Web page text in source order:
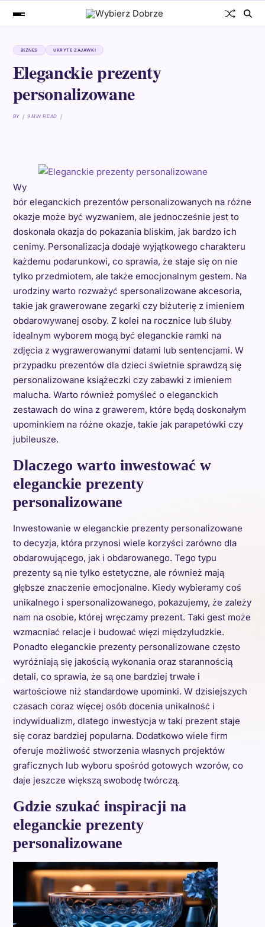
BIZNES UKRYTE ZAJAWKI
Eleganckie prezenty
personalizowane
BY 9 MIN READ
Wy
bór eleganckich prezentów personalizowanych na różne
okazje może być wyzwaniem, ale jednocześnie jest to
doskonała okazja do pokazania bliskim, jak bardzo ich
cenimy. Personalizacja dodaje wyjątkowego charakteru
każdemu podarunkowi, co sprawia, że staje się on nie
tylko przedmiotem, ale także emocjonalnym gestem. Na
urodziny warto rozważyć spersonalizowane akcesoria,
takie jak grawerowane zegarki czy biżuterię z imieniem
obdarowywanej osoby. Z kolei na rocznice lub śluby
idealnym wyborem mogą być eleganckie ramki na
zdjęcia z wygrawerowanymi datami lub sentencjami. W
przypadku prezentów dla dzieci świetnie sprawdzą się
personalizowane książeczki czy zabawki z imieniem
malucha. Warto również pomyśleć o eleganckich
zestawach do wina z grawerem, które będą doskonałym
upominkiem na różne okazje, takie jak parapetówki czy
jubileusze.
Dlaczego warto inwestować w
eleganckie prezenty
personalizowane
Inwestowanie w eleganckie prezenty personalizowane
to decyzja, która przynosi wiele korzyści zarówno dla
obdarowującego, jak i obdarowanego. Tego typu
prezenty są nie tylko estetyczne, ale również mają
głębsze znaczenie emocjonalne. Kiedy wybieramy coś
unikalnego i spersonalizowanego, pokazujemy, że zależy
nam na osobie, której wręczamy prezent. Taki gest może
wzmacniać relacje i budować więzi międzyludzkie.
Ponadto eleganckie prezenty personalizowane często
wyróżniają się jakością wykonania oraz starannością
detali, co sprawia, że są one bardziej trwałe i
wartościowe niż standardowe upominki. W dzisiejszych
czasach coraz więcej osób docenia unikalność i
indywidualizm, dlatego inwestycja w taki prezent staje
się coraz bardziej popularna. Dodatkowo wiele firm
oferuje możliwość stworzenia własnych projektów
graficznych lub wyboru spośród gotowych wzorów, co
daje jeszcze większą swobodę twórczą.
Gdzie szukać inspiracji na
eleganckie prezenty
personalizowane